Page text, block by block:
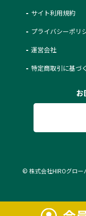
サイト利用規約
プライバシーポリ
運営会社
特定商取引に基づ
お
© 株式会社HIROグロー